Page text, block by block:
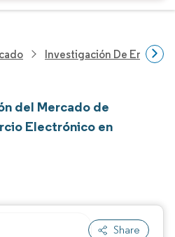
Investigación De Envases
del Mercado de
Electrónico en
Share